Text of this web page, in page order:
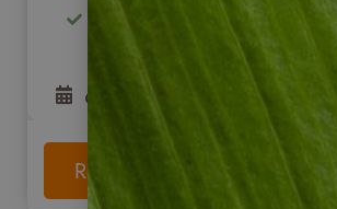
Wandern, Reiten, Kanu
6 Tage
Reise anschauen